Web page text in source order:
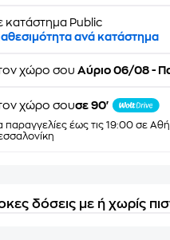
κατάστημα Public
ανά κατάστημα
χώρο σου Αύριο 06/08 -
χώρο σουσε 90'
παραγγελίες έως τις 19:00 σε
δόσεις με ή χωρίς